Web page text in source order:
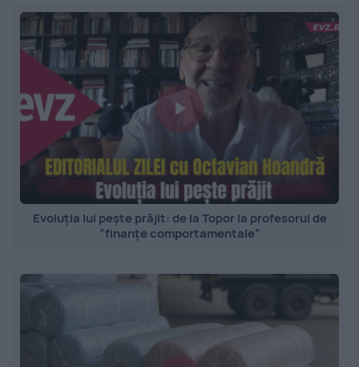
Evoluția lui pește prăjit: de la Topor la profesorul de
”finanțe comportamentale”